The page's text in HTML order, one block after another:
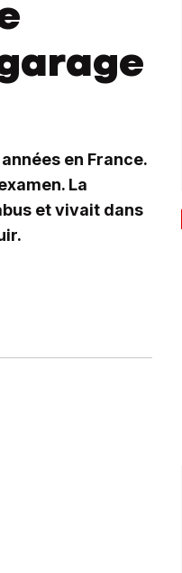
en France.
La
et vivait dans